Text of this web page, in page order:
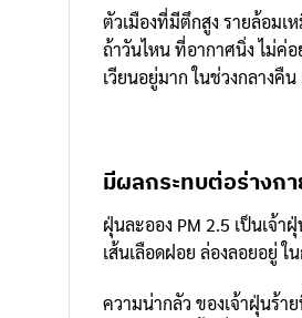
ตัวเมืองที่มีตึกสูง รายล้อมเ
ถ้าวันไหน ที่อากาศนิ่ง ไม่ค่
เวียนอยู่มาก ในช่วงกลางคื
มีผลกระทบต่อร่างกา
ฝุ่นละออง PM 2.5 เป็นเจ้า
เส้นเลือดฝอย ล่องลอยอยู่ ใ
ความน่ากลัว ของเจ้าฝุ่นร้า